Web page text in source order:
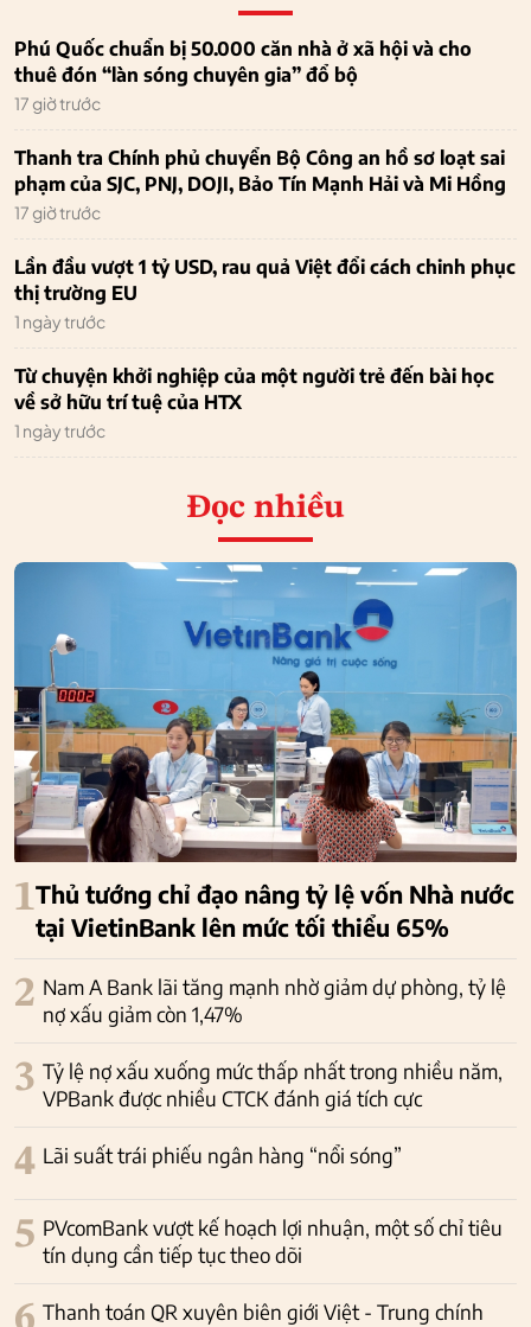
Phú Quốc chuẩn bị 50.000 căn nhà ở xã hội và cho
thuê đón “làn sóng chuyên gia” đổ bộ
17 giờ trước
Thanh tra Chính phủ chuyển Bộ Công an hồ sơ loạt sai
phạm của SJC, PNJ, DOJI, Bảo Tín Mạnh Hải và Mi Hồng
17 giờ trước
Lần đầu vượt 1 tỷ USD, rau quả Việt đổi cách chinh phục
thị trường EU
1 ngày trước
Từ chuyện khởi nghiệp của một người trẻ đến bài học
về sở hữu trí tuệ của HTX
1 ngày trước
Đọc nhiều
1Thủ tướng chỉ đạo nâng tỷ lệ vốn Nhà nước
tại VietinBank lên mức tối thiểu 65%
2 Nam A Bank lãi tăng mạnh nhờ giảm dự phòng, tỷ lệ
nợ xấu giảm còn 1,47%
3 Tỷ lệ nợ xấu xuống mức thấp nhất trong nhiều năm,
VPBank được nhiều CTCK đánh giá tích cực
4 Lãi suất trái phiếu ngân hàng “nổi sóng”
5 PVcomBank vượt kế hoạch lợi nhuận, một số chỉ tiêu
tín dụng cần tiếp tục theo dõi
Thanh toán QR xuyên biên giới Việt - Trung chính